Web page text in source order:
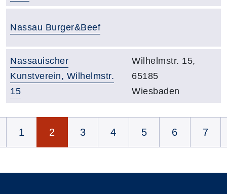
Raumbezeichnung:
Nassau Burger&Beef
Raumbezeichnung:
Nassauischer
Kunstverein, Wilhelmstr.
15
Adresse:
Wilhelmstr. 15,
65185
Wiesbaden
1 2 3 4 5 6 7